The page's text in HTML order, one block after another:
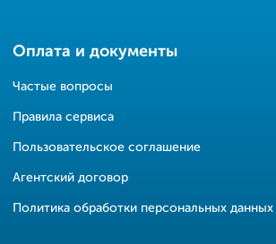
Оплата и документы
Частые вопросы
Правила сервиса
Пользовательское соглашение
Агентский договор
Политика обработки персональных данных